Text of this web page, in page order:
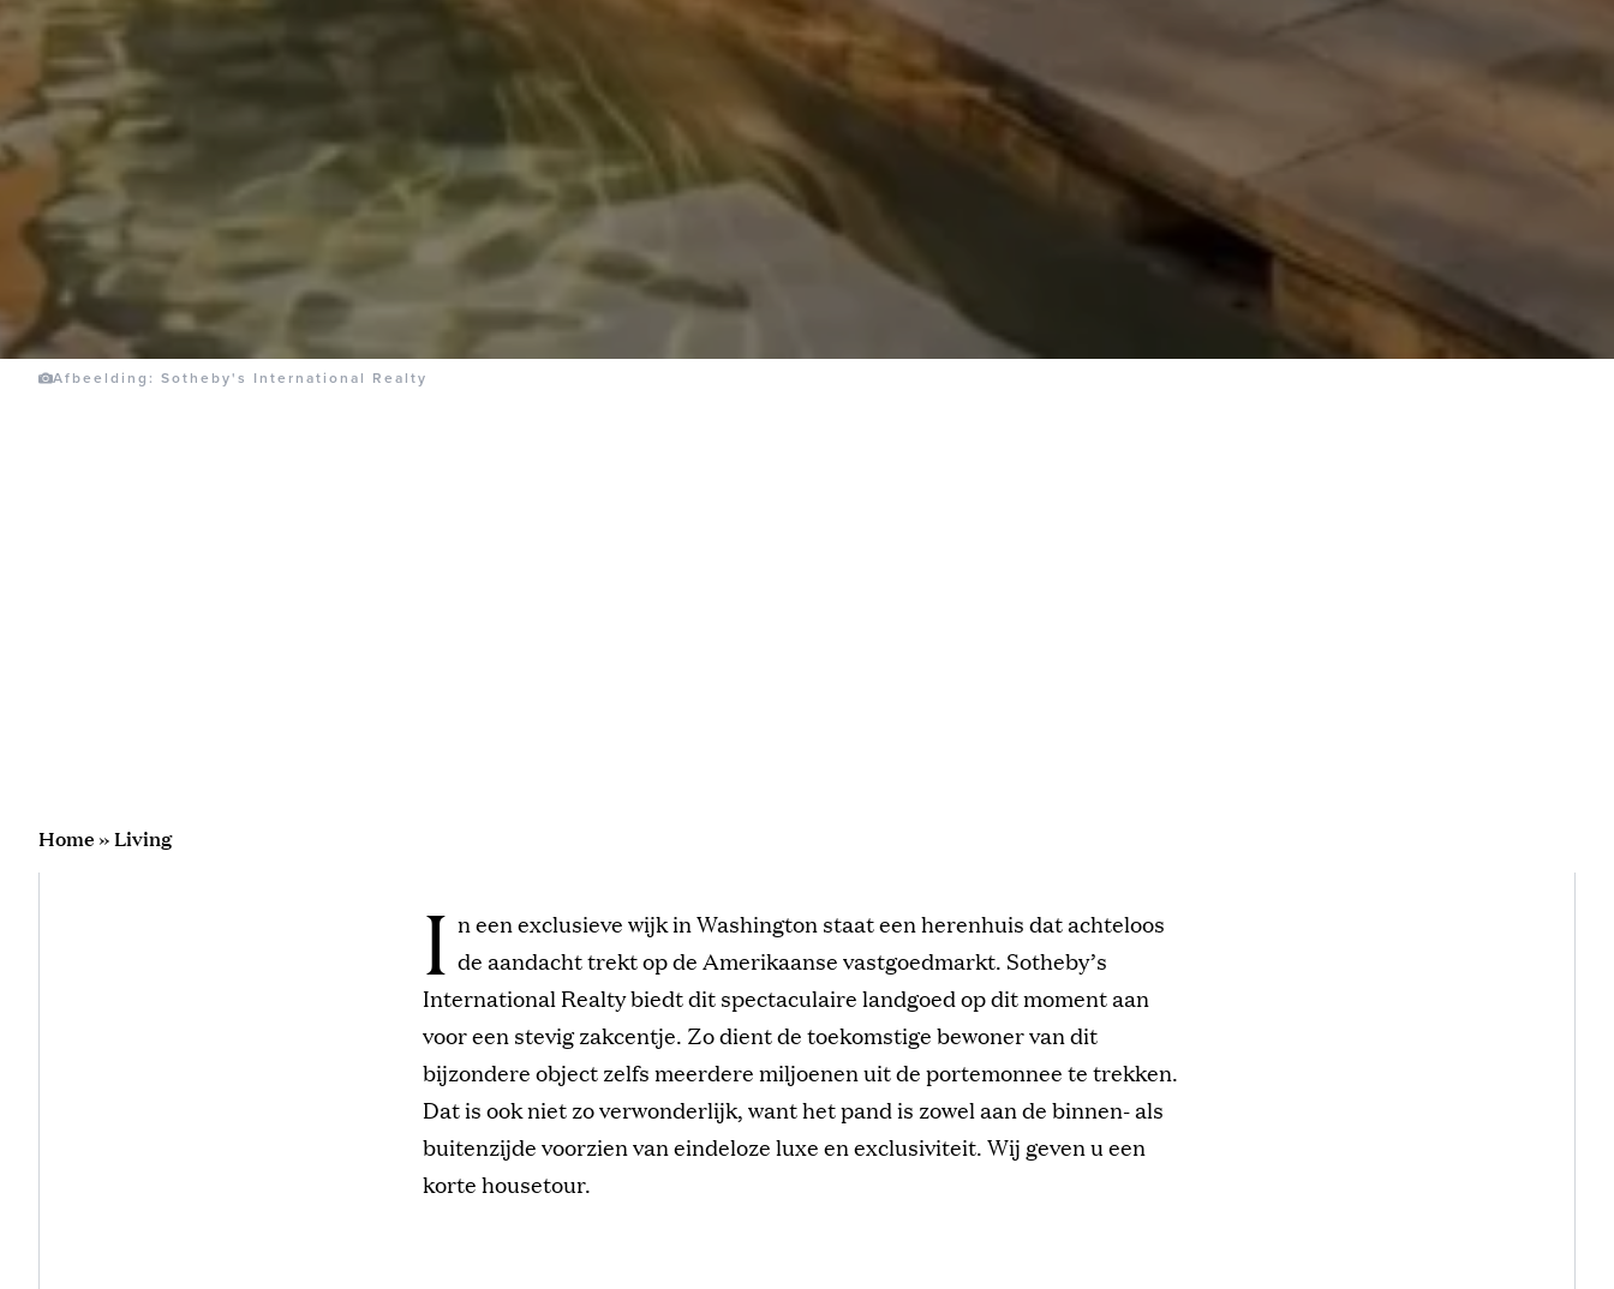
Afbeelding: Sotheby's International Realty
Home»Living
I n een exclusieve wijk in Washington staat een herenhuis dat achteloos
de aandacht trekt op de Amerikaanse vastgoedmarkt. Sotheby’s
International Realty biedt dit spectaculaire landgoed op dit moment aan
voor een stevig zakcentje. Zo dient de toekomstige bewoner van dit
bijzondere object zelfs meerdere miljoenen uit de portemonnee te trekken.
Dat is ook niet zo verwonderlijk, want het pand is zowel aan de binnen- als
buitenzijde voorzien van eindeloze luxe en exclusiviteit. Wij geven u een
korte housetour.